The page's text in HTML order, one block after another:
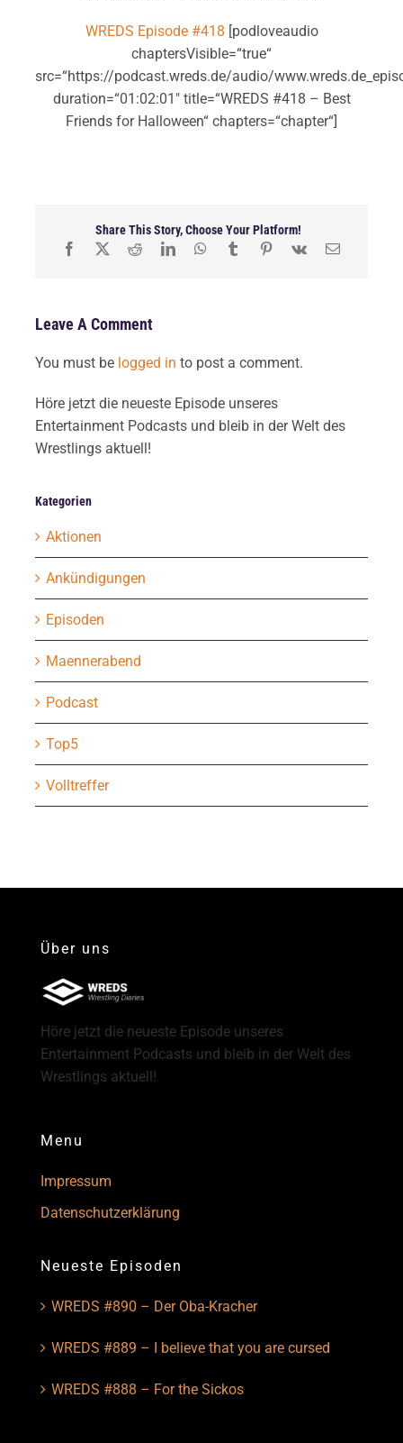
WREDS Episode #418 [podloveaudio
chaptersVisible=“true“
src=“https://podcast.wreds.de/audio/
duration=“01:02:01″ title=“WREDS #418 – Best
Friends for Halloween“ chapters=“chapter“]
Share This Story, Choose Your Platform!
Leave A Comment
You must be logged in to post a comment.
Höre jetzt die neueste Episode unseres
Entertainment Podcasts und bleib in der Welt des
Wrestlings aktuell!
Kategorien
Aktionen
Ankündigungen
Episoden
Maennerabend
Podcast
Top5
Volltreffer
Über uns
Höre jetzt die neueste Episode unseres
Entertainment Podcasts und bleib in der Welt des
Wrestlings aktuell!
Menu
Impressum
Datenschutzerklärung
Neueste Episoden
WREDS #890 – Der Oba-Kracher
WREDS #889 – I believe that you are cursed
WREDS #888 – For the Sickos